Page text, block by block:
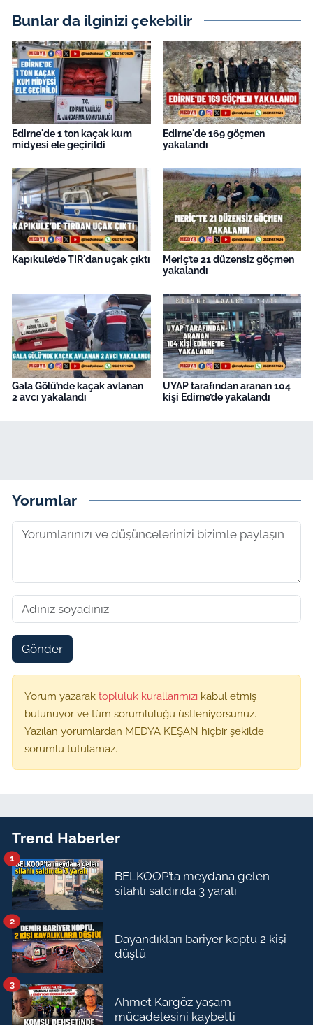
Bunlar da ilginizi çekebilir
Edirne'de 1 ton kaçak kum
midyesi ele geçirildi
Edirne'de 169 göçmen
yakalandı
Kapıkule’de TIR'dan uçak çıktı
Meriç’te 21 düzensiz göçmen
yakalandı
Gala Gölü’nde kaçak avlanan
2 avcı yakalandı
UYAP tarafından aranan 104
kişi Edirne’de yakalandı
Yorumlar
Gönder
Yorum yazarak topluluk kurallarımızı kabul etmiş
bulunuyor ve tüm sorumluluğu üstleniyorsunuz.
Yazılan yorumlardan MEDYA KEŞAN hiçbir şekilde
sorumlu tutulamaz.
Trend Haberler
BELKOOP’ta meydana gelen
silahlı saldırıda 3 yaralı
1
Dayandıkları bariyer koptu 2 kişi
düştü
2
Ahmet Kargöz yaşam
mücadelesini kaybetti
3